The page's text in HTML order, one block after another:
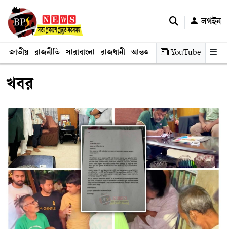
লগইন
জাতীয় রাজনীতি সারাবাংলা রাজধানী আন্তর্জাতিক অর্থনীতি তথ্য
YouTube
খবর